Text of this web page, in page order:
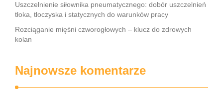
Uszczelnienie siłownika pneumatycznego: dobór uszczelnień
tłoka, tłoczyska i statycznych do warunków pracy
Rozciąganie mięśni czworogłowych – klucz do zdrowych
kolan
Najnowsze komentarze